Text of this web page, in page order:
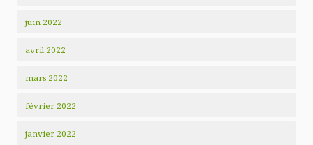
juin 2022
avril 2022
mars 2022
février 2022
janvier 2022